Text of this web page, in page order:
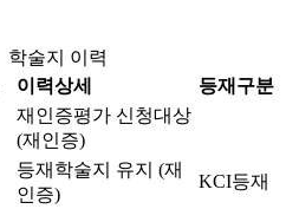
학술지 이력
이력상세 등재구분
재인증평가 신청대상
(재인증)
등재학술지 유지 (재
인증)
KCI등재